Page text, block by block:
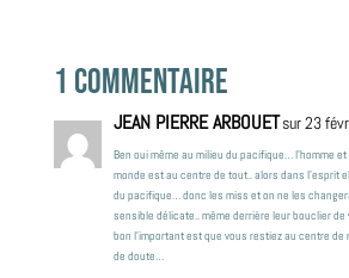
1 Commentaire
JEAN PIERRE ARBOUETsur 23
Ben oui même au milieu du pacifique… l’homme
monde est au centre de tout.. alors dans l’esprit
du pacifique… donc les miss et on ne les
sensible délicate.. même derrière leur bouclier
bon l’important est que vous restiez au centre de
de doute…